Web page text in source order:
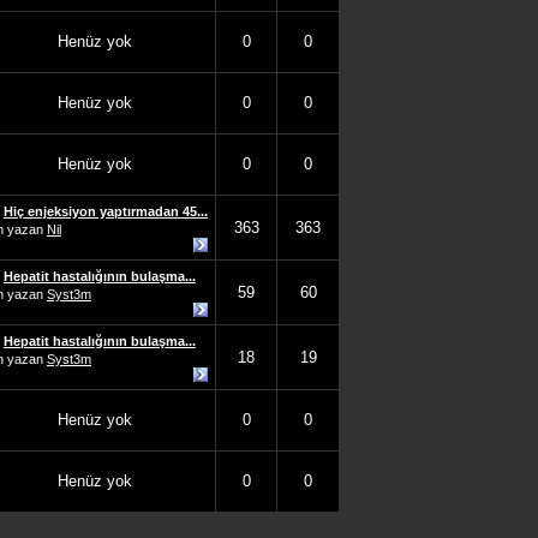
Henüz yok 0 0
Henüz yok 0 0
Henüz yok 0 0
Hiç enjeksiyon yaptırmadan 45...
yazan Nil 363 363
Hepatit hastalığının bulaşma...
yazan Syst3m 59 60
Hepatit hastalığının bulaşma...
yazan Syst3m 18 19
Henüz yok 0 0
Henüz yok 0 0